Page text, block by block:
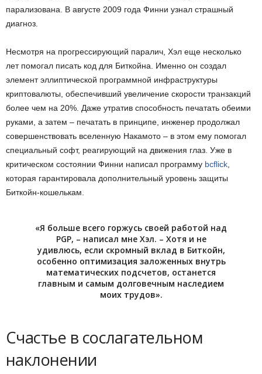
парализована. В августе 2009 года Финни узнал страшный
диагноз.
Несмотря на прогрессирующий паралич, Хэл еще несколько
лет помогал писать код для Биткойна. Именно он создал
элемент эллиптической программной инфраструктуры
криптовалюты, обеспечивший увеличение скорости транзакций
более чем на 20%. Даже утратив способность печатать обеими
руками, а затем – печатать в принципе, инженер продолжал
совершенствовать вселенную Накамото – в этом ему помогал
специальный софт, реагирующий на движения глаз. Уже в
критическом состоянии Финни написал программу bcflick,
которая гарантировала дополнительный уровень защиты
Биткойн-кошелькам.
«Я больше всего горжусь своей работой над
PGP, – написал мне Хэл. – Хотя и не
удивлюсь, если скромный вклад в Биткойн,
особенно оптимизация заложенных внутрь
математических подсчетов, останется
главным и самым долговечным наследием
моих трудов».
Счастье в сослагательном
наклонении